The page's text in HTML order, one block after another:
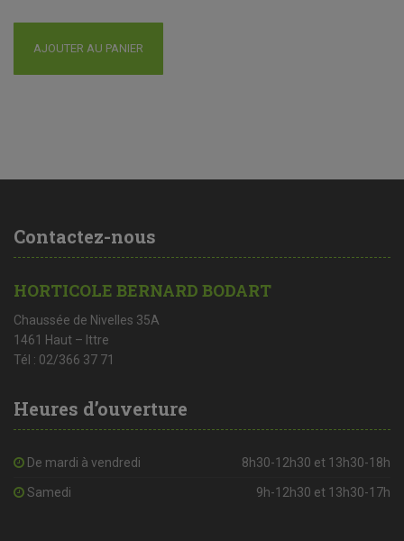
AJOUTER AU PANIER
Contactez-nous
HORTICOLE BERNARD BODART
Chaussée de Nivelles 35A
1461 Haut – Ittre
Tél : 02/366 37 71
Heures d’ouverture
De mardi à vendredi 8h30-12h30 et 13h30-18h
Samedi 9h-12h30 et 13h30-17h